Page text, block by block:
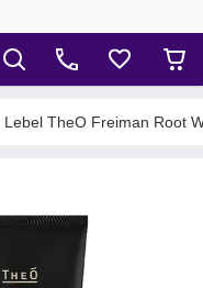
Lebel TheO Freiman Root